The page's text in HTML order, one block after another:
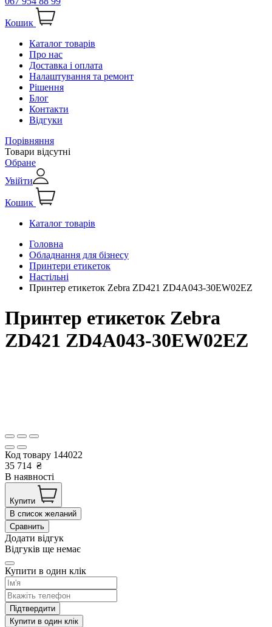
Кошик
Каталог товарів
Про нас
Доставка і оплата
Налаштування та ремонт
Рішення
Блог
Контакти
Відгуки
Порівняння
Товари відсутні
Обране
Увійти
Кошик
Каталог товарів
Головна
Обладнання для бізнесу
Принтери етикеток
Настільні
Принтер етикеток Zebra ZD421 ZD4A043-30EW02EZ
Принтер етикеток Zebra
ZD421 ZD4A043-30EW02EZ
Код товару 144022
35 714 ₴
В наявності
Купити
В список желаний
Сравнить
Додати відгук
Відгуків ще немає
Купити в один клік
Підтвердити
Купити в один клік